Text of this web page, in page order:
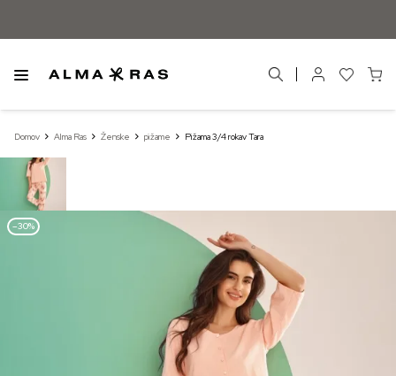
Domov Alma Ras Ženske pižame Pižama 3/4 rokav Tara
–30%